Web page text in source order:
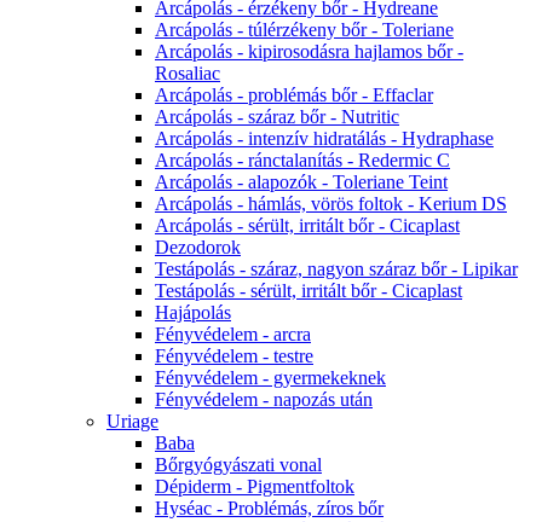
Arcápolás - érzékeny bőr - Hydreane
Arcápolás - túlérzékeny bőr - Toleriane
Arcápolás - kipirosodásra hajlamos bőr -
Rosaliac
Arcápolás - problémás bőr - Effaclar
Arcápolás - száraz bőr - Nutritic
Arcápolás - intenzív hidratálás - Hydraphase
Arcápolás - ránctalanítás - Redermic C
Arcápolás - alapozók - Toleriane Teint
Arcápolás - hámlás, vörös foltok - Kerium DS
Arcápolás - sérült, irritált bőr - Cicaplast
Dezodorok
Testápolás - száraz, nagyon száraz bőr - Lipikar
Testápolás - sérült, irritált bőr - Cicaplast
Hajápolás
Fényvédelem - arcra
Fényvédelem - testre
Fényvédelem - gyermekeknek
Fényvédelem - napozás után
Uriage
Baba
Bőrgyógyászati vonal
Dépiderm - Pigmentfoltok
Hyséac - Problémás, zíros bőr